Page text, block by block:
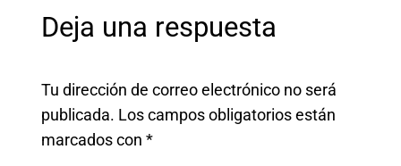
Deja una respuesta
Tu dirección de correo electrónico no será
publicada. Los campos obligatorios están
marcados con *